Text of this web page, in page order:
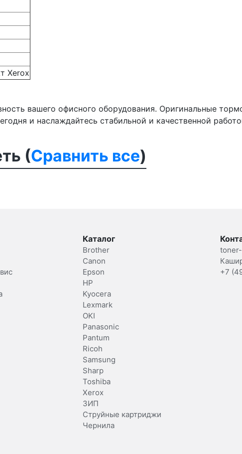
Xerox
вашего офисного оборудования. Оригинальные
и наслаждайтесь стабильной и качественной
(Сравнить все)
Каталог
Brother
Canon
Epson
HP
Kyocera
Lexmark
OKI
Panasonic
Pantum
Ricoh
Samsung
Sharp
Toshiba
Xerox
ЗИП
Струйные картриджи
Чернила
+7